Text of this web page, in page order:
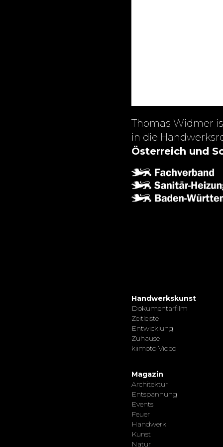
Thomas Widmer
in die
Österreich und
Handwerkskunst
Dokumentarfilm
Zeitleiste
Entwicklung
Zuhause
kiimoto Video
Magazin
Architektur
Entspannung
Events
Feuer
Handwerk
Kunst
Natur